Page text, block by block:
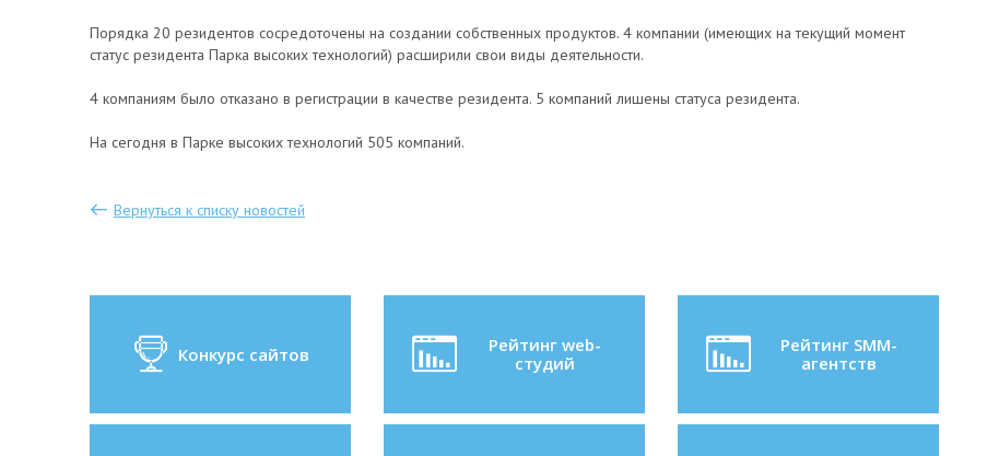
Порядка 20 резидентов сосредоточены на создании собственных продуктов. 4 компании (имеющих на текущий момент
статус резидента Парка высоких технологий) расширили свои виды деятельности.
4 компаниям было отказано в регистрации в качестве резидента. 5 компаний лишены статуса резидента.
На сегодня в Парке высоких технологий 505 компаний.
Вернуться к списку новостей
Конкурс сайтов
Рейтинг web-
студий
Рейтинг SMM-
агентств